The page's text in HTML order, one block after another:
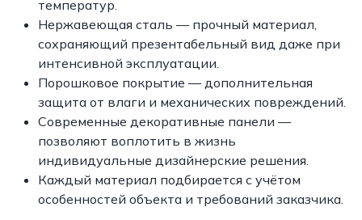
температур.
Нержавеющая сталь — прочный материал,
сохраняющий презентабельный вид даже при
интенсивной эксплуатации.
Порошковое покрытие — дополнительная
защита от влаги и механических повреждений.
Современные декоративные панели —
позволяют воплотить в жизнь
индивидуальные дизайнерские решения.
Каждый материал подбирается с учётом
особенностей объекта и требований заказчика.